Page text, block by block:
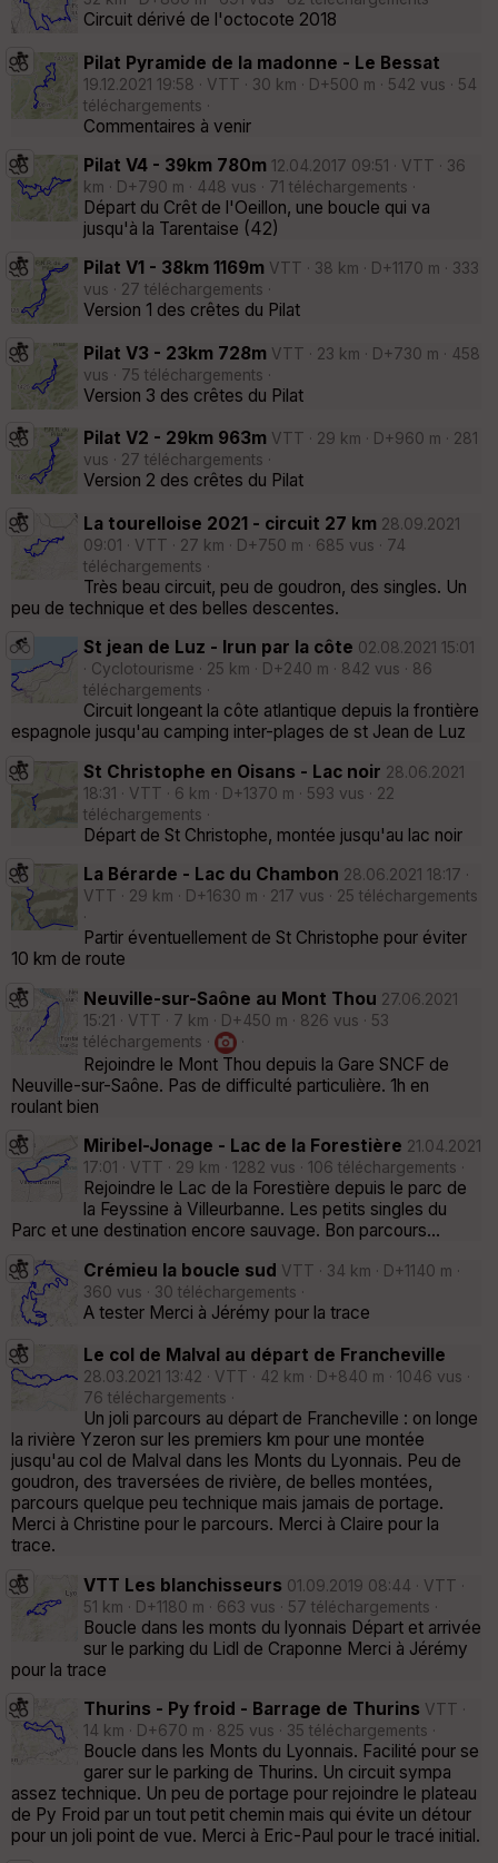
Circuit dérivé de l'octocote 2018
Pilat Pyramide de la madonne - Le Bessat
19.12.2021 19:58 · VTT · 30 km · D+500 m · 542 vus · 54
téléchargements ·
Commentaires à venir
Pilat V4 - 39km 780m 12.04.2017 09:51 · VTT · 36
km · D+790 m · 448 vus · 71 téléchargements ·
Départ du Crêt de l'Oeillon, une boucle qui va
jusqu'à la Tarentaise (42)
Pilat V1 - 38km 1169m VTT · 38 km · D+1170 m · 333
vus · 27 téléchargements ·
Version 1 des crêtes du Pilat
Pilat V3 - 23km 728m VTT · 23 km · D+730 m · 458
vus · 75 téléchargements ·
Version 3 des crêtes du Pilat
Pilat V2 - 29km 963m VTT · 29 km · D+960 m · 281
vus · 27 téléchargements ·
Version 2 des crêtes du Pilat
La tourelloise 2021 - circuit 27 km 28.09.2021
09:01 · VTT · 27 km · D+750 m · 685 vus · 74
téléchargements ·
Très beau circuit, peu de goudron, des singles. Un
peu de technique et des belles descentes.
St jean de Luz - Irun par la côte 02.08.2021 15:01
· Cyclotourisme · 25 km · D+240 m · 842 vus · 86
téléchargements ·
Circuit longeant la côte atlantique depuis la frontière
espagnole jusqu'au camping inter-plages de st Jean de Luz
St Christophe en Oisans - Lac noir 28.06.2021
18:31 · VTT · 6 km · D+1370 m · 593 vus · 22
téléchargements ·
Départ de St Christophe, montée jusqu'au lac noir
La Bérarde - Lac du Chambon 28.06.2021 18:17 ·
VTT · 29 km · D+1630 m · 217 vus · 25 téléchargements
·
Partir éventuellement de St Christophe pour éviter
10 km de route
Neuville-sur-Saône au Mont Thou 27.06.2021
15:21 · VTT · 7 km · D+450 m · 826 vus · 53
téléchargements ·
·
Rejoindre le Mont Thou depuis la Gare SNCF de
Neuville-sur-Saône. Pas de difficulté particulière. 1h en
roulant bien
Miribel-Jonage - Lac de la Forestière 21.04.2021
17:01 · VTT · 29 km · 1282 vus · 106 téléchargements ·
Rejoindre le Lac de la Forestière depuis le parc de
la Feyssine à Villeurbanne. Les petits singles du
Parc et une destination encore sauvage. Bon parcours...
Crémieu la boucle sud VTT · 34 km · D+1140 m ·
360 vus · 30 téléchargements ·
A tester Merci à Jérémy pour la trace
Le col de Malval au départ de Francheville
28.03.2021 13:42 · VTT · 42 km · D+840 m · 1046 vus ·
76 téléchargements ·
Un joli parcours au départ de Francheville : on longe
la rivière Yzeron sur les premiers km pour une montée
jusqu'au col de Malval dans les Monts du Lyonnais. Peu de
goudron, des traversées de rivière, de belles montées,
parcours quelque peu technique mais jamais de portage.
Merci à Christine pour le parcours. Merci à Claire pour la
trace.
VTT Les blanchisseurs 01.09.2019 08:44 · VTT ·
51 km · D+1180 m · 663 vus · 57 téléchargements ·
Boucle dans les monts du lyonnais Départ et arrivée
sur le parking du Lidl de Craponne Merci à Jérémy
pour la trace
Thurins - Py froid - Barrage de Thurins VTT ·
14 km · D+670 m · 825 vus · 35 téléchargements ·
Boucle dans les Monts du Lyonnais. Facilité pour se
garer sur le parking de Thurins. Un circuit sympa
assez technique. Un peu de portage pour rejoindre le plateau
de Py Froid par un tout petit chemin mais qui évite un détour
pour un joli point de vue. Merci à Eric-Paul pour le tracé initial.